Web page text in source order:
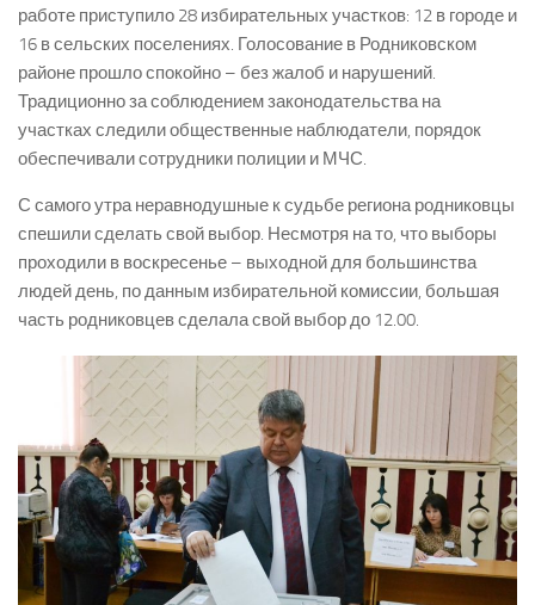
работе приступило 28 избирательных участков: 12 в городе и
16 в сельских поселениях. Голосование в Родниковском
районе прошло спокойно – без жалоб и нарушений.
Традиционно за соблюдением законодательства на
участках следили общественные наблюдатели, порядок
обеспечивали сотрудники полиции и МЧС.
С самого утра неравнодушные к судьбе региона родниковцы
спешили сделать свой выбор. Несмотря на то, что выборы
проходили в воскресенье – выходной для большинства
людей день, по данным избирательной комиссии, большая
часть родниковцев сделала свой выбор до 12.00.